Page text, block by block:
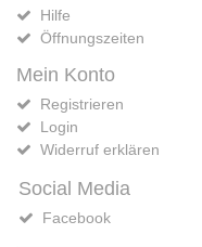
Hilfe
Öffnungszeiten
Mein Konto
Registrieren
Login
Widerruf erklären
Social Media
Facebook